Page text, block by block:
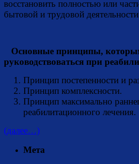
восстановить полностью или
бытовой и трудовой
Основные принципы,
руководствоваться при
Принцип постепенности и
Принцип комплексности.
Принцип максимально
реабилитационного лечения.
(далее…)
Мета